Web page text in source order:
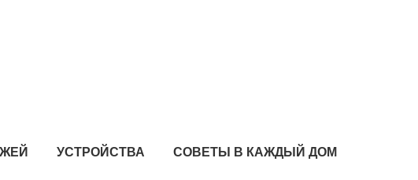
УСТРОЙСТВА СОВЕТЫ В КАЖДЫЙ ДОМ